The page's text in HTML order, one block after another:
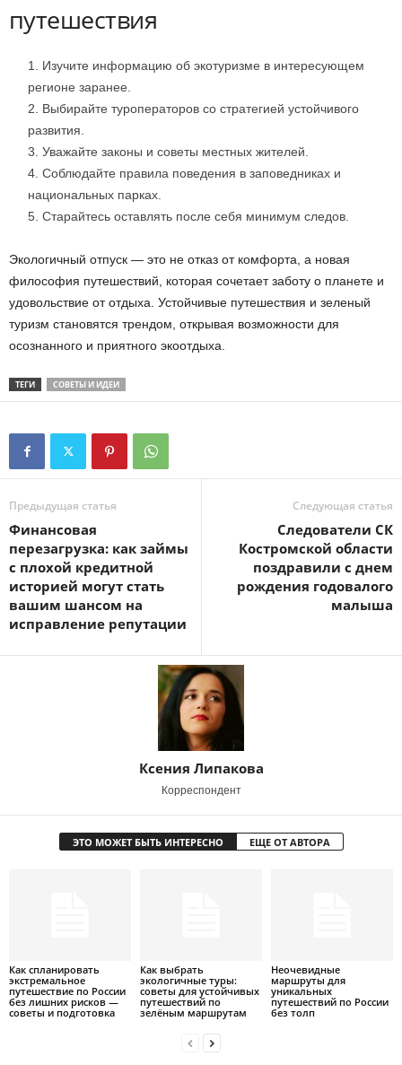
путешествия
Изучите информацию об экотуризме в интересующем
регионе заранее.
Выбирайте туроператоров со стратегией устойчивого
развития.
Уважайте законы и советы местных жителей.
Соблюдайте правила поведения в заповедниках и
национальных парках.
Старайтесь оставлять после себя минимум следов.
Экологичный отпуск — это не отказ от комфорта, а новая
философия путешествий, которая сочетает заботу о планете и
удовольствие от отдыха. Устойчивые путешествия и зеленый
туризм становятся трендом, открывая возможности для
осознанного и приятного экоотдыха.
ТЕГИ СОВЕТЫ И ИДЕИ
Предыдущая статья
Финансовая
перезагрузка: как займы
с плохой кредитной
историей могут стать
вашим шансом на
исправление репутации
Следующая статья
Следователи СК
Костромской области
поздравили с днем
рождения годовалого
малыша
Ксения Липакова
Корреспондент
ЭТО МОЖЕТ БЫТЬ ИНТЕРЕСНО ЕЩЕ ОТ АВТОРА
Как спланировать
экстремальное
путешествие по России
без лишних рисков —
советы и подготовка
Как выбрать
экологичные туры:
советы для устойчивых
путешествий по
зелёным маршрутам
Неочевидные
маршруты для
уникальных
путешествий по России
без толп